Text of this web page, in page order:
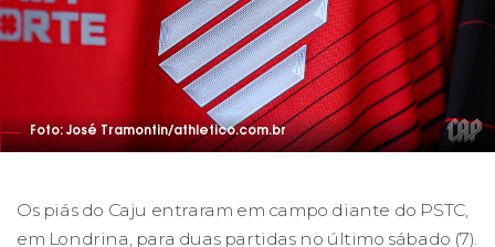
Foto: José Tramontin/athletico.com.br
Os piás do Caju entraram em campo diante do PSTC,
em Londrina, para duas partidas no último sábado (7).